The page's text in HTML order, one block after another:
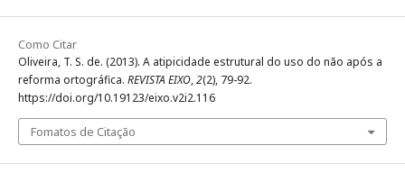
Como Citar
Oliveira, T. S. de. (2013). A atipicidade estrutural do uso do não após a
reforma ortográfica. REVISTA EIXO,2(2), 79-92.
https://doi.org/10.19123/eixo.v2i2.116
Fomatos de Citação